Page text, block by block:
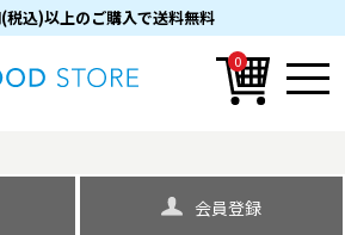
込)以上のご購入で送料無料
0
会員登録